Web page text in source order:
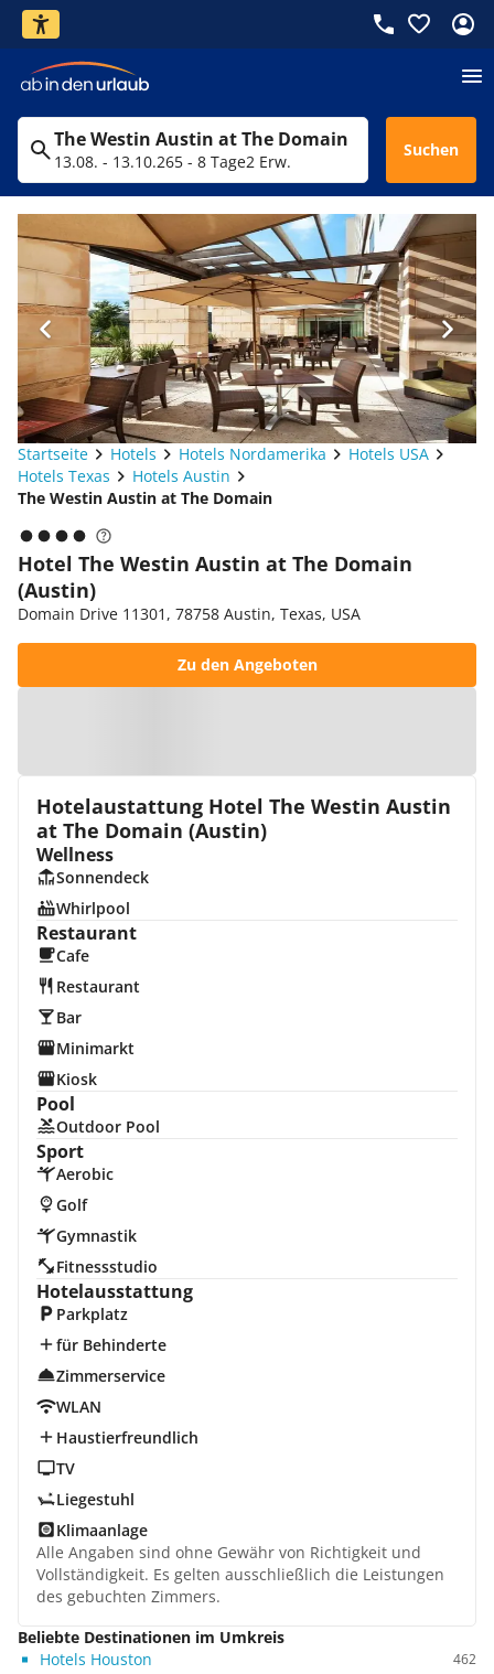
The Westin Austin at The Domain
13.08. - 13.10.265 - 8 Tage2 Erw.
Suchen
Startseite Hotels Hotels Nordamerika
Hotels USA
Hotels Texas
Hotels Austin
The Westin Austin at The Domain
Hotel The Westin Austin at The Domain
(Austin)
Domain Drive 11301, 78758 Austin, Texas, USA
Zu den Angeboten
Hotelaustattung Hotel The Westin Austin
at The Domain (Austin)
Wellness
Sonnendeck
Whirlpool
Restaurant
Cafe
Restaurant
Bar
Minimarkt
Kiosk
Pool
Outdoor Pool
Sport
Aerobic
Golf
Gymnastik
Fitnessstudio
Hotelausstattung
Parkplatz
für Behinderte
Zimmerservice
WLAN
Haustierfreundlich
TV
Liegestuhl
Klimaanlage
Alle Angaben sind ohne Gewähr von Richtigkeit und
Vollständigkeit. Es gelten ausschließlich die Leistungen
des gebuchten Zimmers.
Beliebte Destinationen im Umkreis
Hotels Houston
462